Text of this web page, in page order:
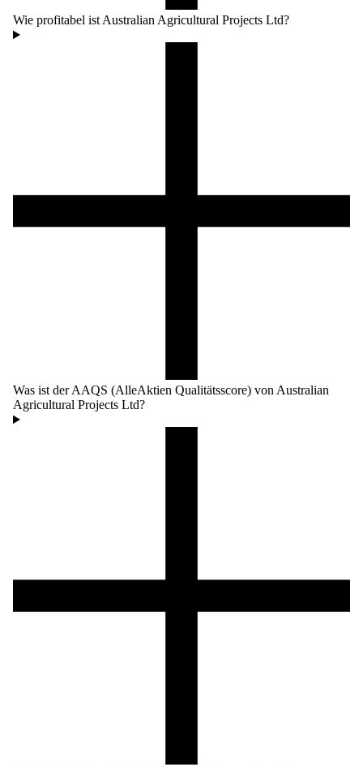
Wie profitabel ist Australian Agricultural Projects Ltd?
Was ist der AAQS (AlleAktien Qualitätsscore) von Australian
Agricultural Projects Ltd?